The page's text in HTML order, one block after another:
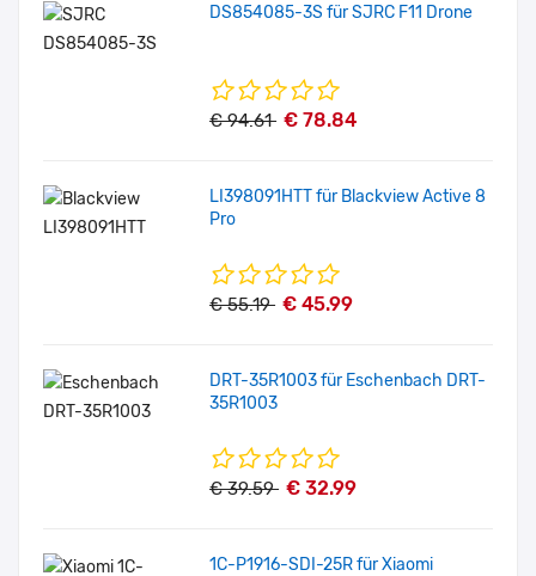
DS854085-3S für SJRC F11 Drone
€ 94.61 € 78.84
LI398091HTT für Blackview Active 8
Pro
€ 55.19 € 45.99
DRT-35R1003 für Eschenbach DRT-
35R1003
€ 39.59 € 32.99
1C-P1916-SDI-25R für Xiaomi